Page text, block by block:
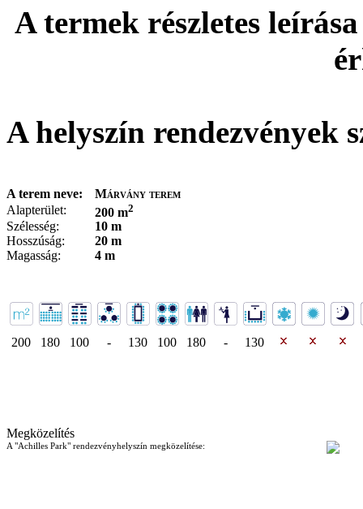
A termek részletes
A helyszín rendezvények
A terem neve:
Márvány terem
Alapterület:
200 m2
Szélesség:
10 m
Hosszúság:
20 m
Magasság:
4 m
200 180 100 - 130 100 180 - 130
Megközelítés
A "Achilles Park" rendezvényhelyszín megközelítése: